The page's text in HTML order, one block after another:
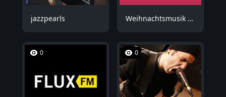
jazzpearls Weihnachtsmusik - Kuschel Weihnachten
0 0